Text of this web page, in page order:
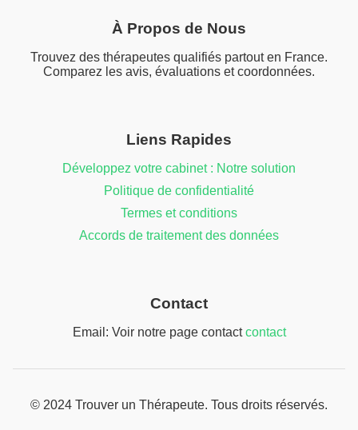
À Propos de Nous
Trouvez des thérapeutes qualifiés partout en France.
Comparez les avis, évaluations et coordonnées.
Liens Rapides
Développez votre cabinet : Notre solution
Politique de confidentialité
Termes et conditions
Accords de traitement des données
Contact
Email: Voir notre page contactcontact
© 2024 Trouver un Thérapeute. Tous droits réservés.